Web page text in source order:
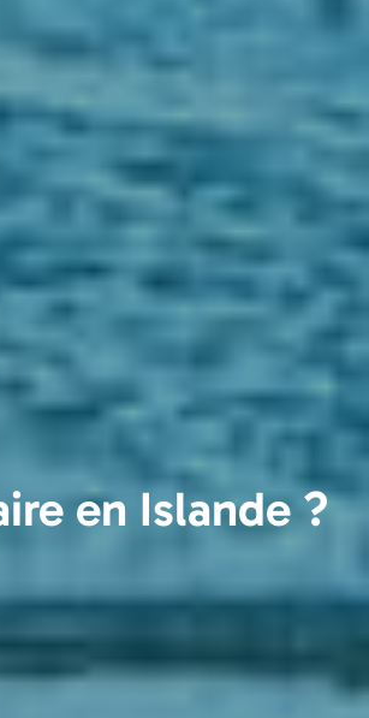
en Islande ?